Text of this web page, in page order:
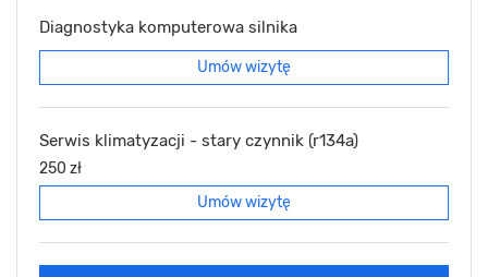
Diagnostyka komputerowa silnika
Umów wizytę
Serwis klimatyzacji - stary czynnik (r134a)
250 zł
Umów wizytę